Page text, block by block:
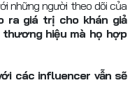
những người theo dõi của
ra giá trị cho khán giả
hiệu mà họ hợp
các influencer vẫn sẽ